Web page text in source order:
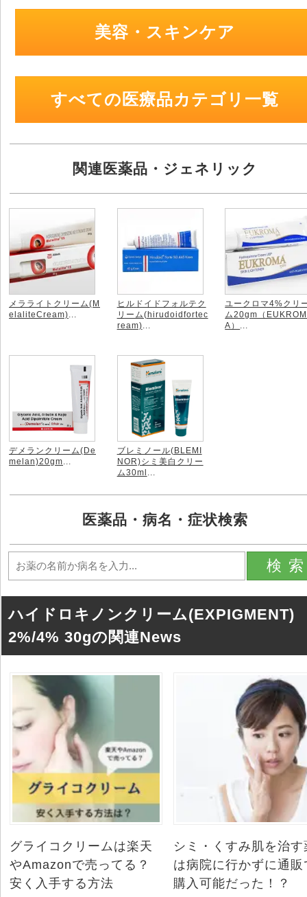
美容・スキンケア
すべての医療品カテゴリ一覧
関連医薬品・ジェネリック
メラライトクリーム(M
elaliteCream)
ヒルドイドフォルテク
リーム(hirudoidfortec
ream)
ユークロマ4%クリ
ム20gm（EUKROM
A）
デメランクリーム(De
melan)20gm
ブレミノール(BLEMI
NOR)シミ美白クリー
ム30ml
医薬品・病名・症状検索
検
ハイドロキノンクリーム(EXPIGMENT)
2%/4% 30gの関連News
グライコクリームは楽天
やAmazonで売ってる？
安く入手する方法
シミ・くすみ肌を治す
は病院に行かずに通販
購入可能だった！？